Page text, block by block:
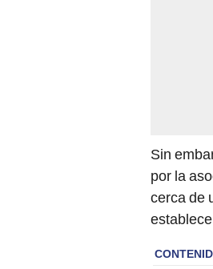
Sin
por la
cerca de